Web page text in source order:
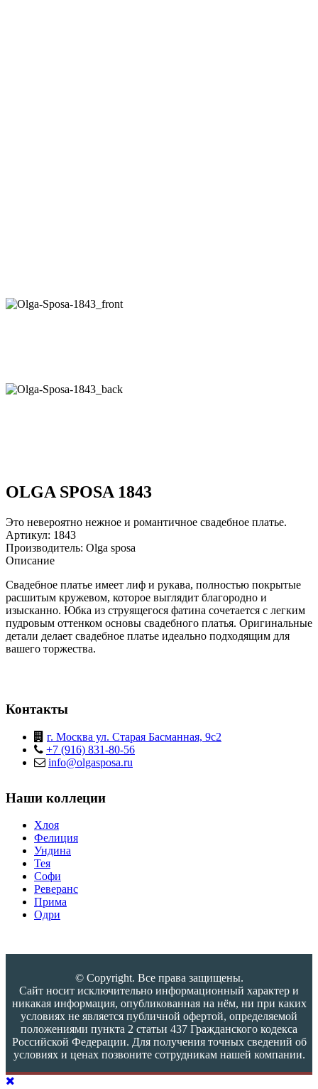
OLGA SPOSA 1843
Это невероятно нежное и романтичное свадебное платье.
Артикул: 1843
Производитель: Olga sposa
Описание
Свадебное платье имеет лиф и рукава, полностью покрытые
расшитым кружевом, которое выглядит благородно и
изысканно. Юбка из струящегося фатина сочетается с легким
пудровым оттенком основы свадебного платья. Оригинальные
детали делает свадебное платье идеально подходящим для
вашего торжества.
Контакты
г. Москва ул. Старая Басманная, 9с2
+7 (916) 831-80-56
info@olgasposa.ru
Наши коллеции
Хлоя
Фелиция
Ундина
Тея
Софи
Реверанс
Прима
Одри
© Copyright. Все права защищены.
Сайт носит исключительно информационный характер и
никакая информация, опубликованная на нём, ни при каких
условиях не является публичной офертой, определяемой
положениями пункта 2 статьи 437 Гражданского кодекса
Российской Федерации. Для получения точных сведений об
условиях и ценах позвоните сотрудникам нашей компании.